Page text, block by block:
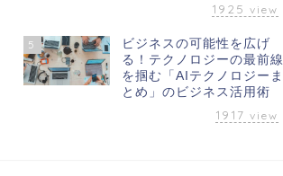
1925 view
5
ビジネスの可能性を広げ
る！テクノロジーの最前線
を掴む「AIテクノロジーま
とめ」のビジネス活用術
1917 view